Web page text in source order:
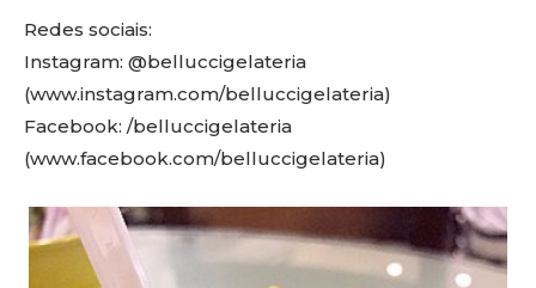
Redes sociais:
Instagram: @belluccigelateria
(www.instagram.com/belluccigelateria)
Facebook: /belluccigelateria
(www.facebook.com/belluccigelateria)